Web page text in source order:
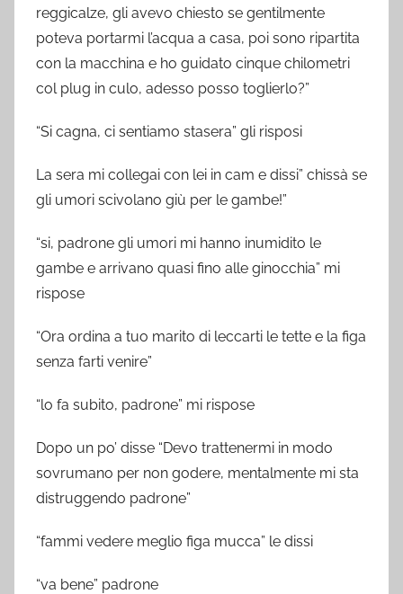
reggicalze, gli avevo chiesto se gentilmente
poteva portarmi l’acqua a casa, poi sono ripartita
con la macchina e ho guidato cinque chilometri
col plug in culo, adesso posso toglierlo?”
“Si cagna, ci sentiamo stasera” gli risposi
La sera mi collegai con lei in cam e dissi” chissà se
gli umori scivolano giù per le gambe!”
“si, padrone gli umori mi hanno inumidito le
gambe e arrivano quasi fino alle ginocchia” mi
rispose
“Ora ordina a tuo marito di leccarti le tette e la figa
senza farti venire”
“lo fa subito, padrone” mi rispose
Dopo un po’ disse “Devo trattenermi in modo
sovrumano per non godere, mentalmente mi sta
distruggendo padrone”
“fammi vedere meglio figa mucca” le dissi
“va bene” padrone